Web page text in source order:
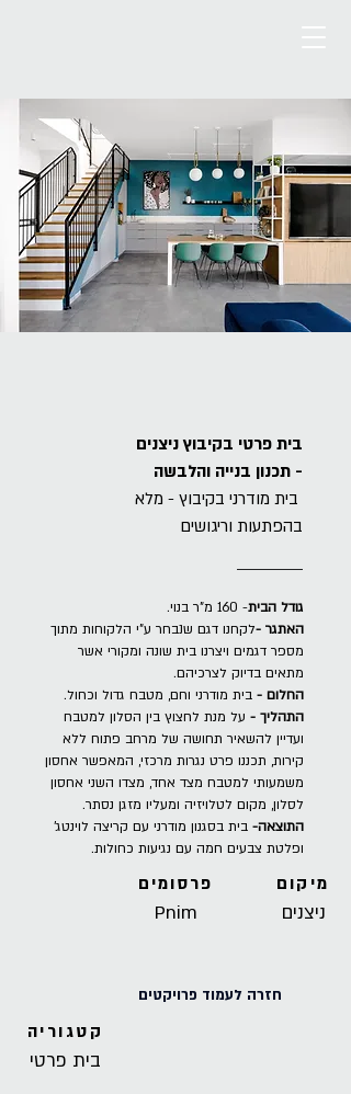
בית פרטי בקיבוץ ניצנים
- תכנון בנייה והלבשה
בית מודרני בקיבוץ - מלא
בהפתעות וריגושים
גודל הבית- 160 מ"ר בנוי.
האתגר -לקחנו דגם שנבחר ע"י הלקוחות מתוך
מספר דגמים ויצרנו בית שונה ומקורי אשר
מתאים בדיוק לצרכיהם.
החלום - בית מודרני וחם, מטבח גדול וכחול.
התהליך - על מנת לחצוץ בין הסלון למטבח
ועדיין להשאיר תחושה של מרחב פתוח ללא
קירות, תכננו פרט נגרות מרכזי, המאפשר אחסון
משמעותי למטבח מצד אחד, מצדו השני אחסון
לסלון, מקום לטלויזיה ומעליו מזגן נסתר.
התוצאה- בית בסגנון מודרני עם קריצה לוינטג'
ופלטת צבעים חמה עם נגיעות כחולות.
פרסומים
Pnim
מיקום
ניצנים
חזרה לעמוד פרויקטים
קטגוריה
בית פרטי